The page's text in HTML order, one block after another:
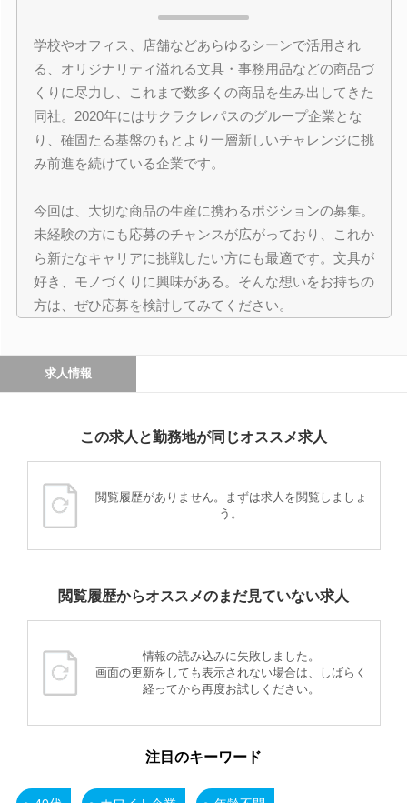
学校やオフィス、店舗などあらゆるシーンで活用され
る、オリジナリティ溢れる文具・事務用品などの商品づ
くりに尽力し、これまで数多くの商品を生み出してきた
同社。2020年にはサクラクレパスのグループ企業とな
り、確固たる基盤のもとより一層新しいチャレンジに挑
み前進を続けている企業です。
今回は、大切な商品の生産に携わるポジションの募集。
未経験の方にも応募のチャンスが広がっており、これか
ら新たなキャリアに挑戦したい方にも最適です。文具が
好き、モノづくりに興味がある。そんな想いをお持ちの
方は、ぜひ応募を検討してみてください。
求人情報
この求人と勤務地が同じオススメ求人
閲覧履歴がありません。まずは求人を閲覧しましょ
う。
閲覧履歴からオススメのまだ見ていない求人
情報の読み込みに失敗しました。
画面の更新をしても表示されない場合は、しばらく
経ってから再度お試しください。
注目のキーワード